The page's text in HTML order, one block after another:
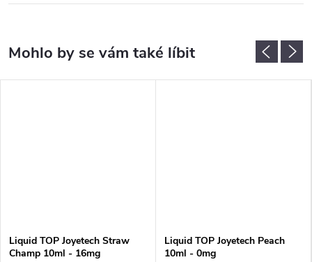
Liquid TOP Joyetech Straw
Champ 10ml - 16mg
Liquid TOP Joyetech Peach
10ml - 0mg